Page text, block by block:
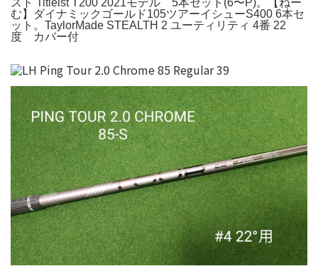
む】ダイナミックゴールド105ツアーイシューS400 6本セ
ット。TaylorMade STEALTH 2 ユーティリティ 4番 22
度 カバー付